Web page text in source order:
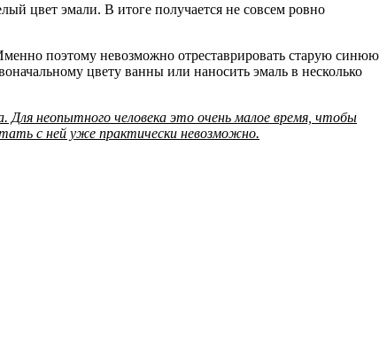
цвет эмали. В итоге получается не совсем ровно
поэтому невозможно отреставрировать старую синюю
цвету ванны или наносить эмаль в несколько
неопытного человека это очень малое время, чтобы
с ней уже практически невозможно.